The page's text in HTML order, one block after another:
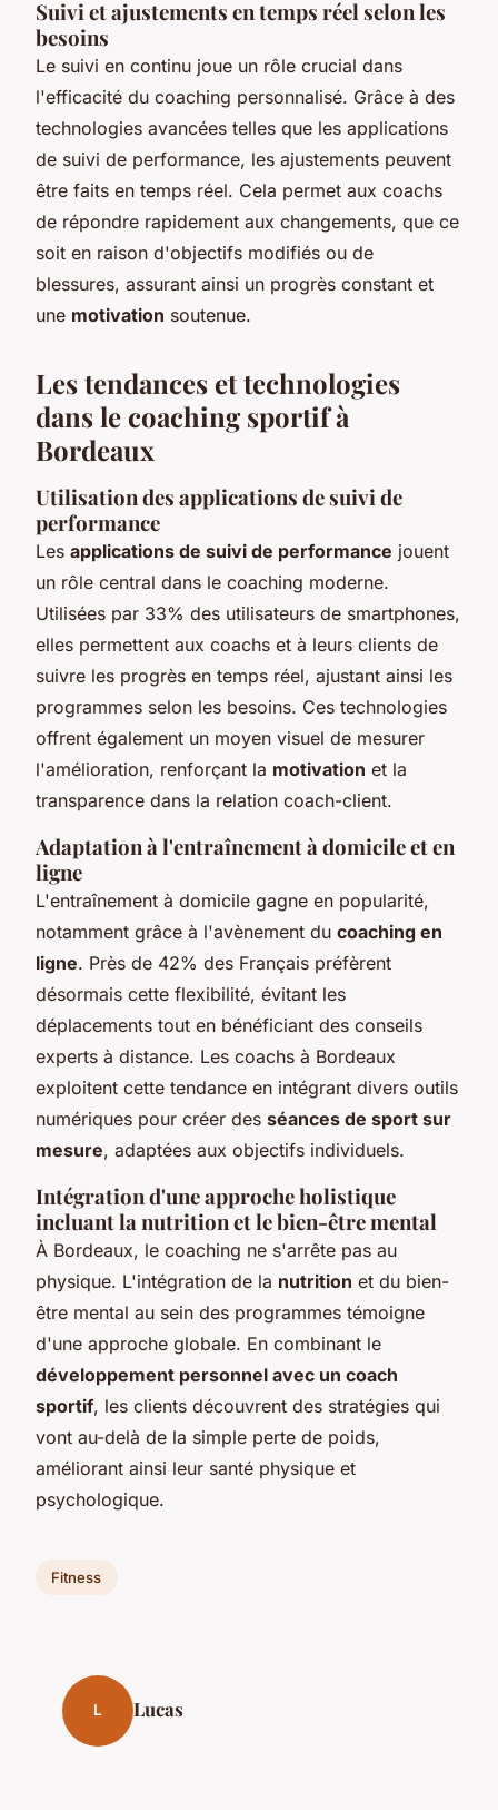
Suivi et ajustements en temps réel selon les
besoins
Le suivi en continu joue un rôle crucial dans
l'efficacité du coaching personnalisé. Grâce à des
technologies avancées telles que les applications
de suivi de performance, les ajustements peuvent
être faits en temps réel. Cela permet aux coachs
de répondre rapidement aux changements, que ce
soit en raison d'objectifs modifiés ou de
blessures, assurant ainsi un progrès constant et
une motivation soutenue.
Les tendances et technologies
dans le coaching sportif à
Bordeaux
Utilisation des applications de suivi de
performance
Les applications de suivi de performance jouent
un rôle central dans le coaching moderne.
Utilisées par 33% des utilisateurs de smartphones,
elles permettent aux coachs et à leurs clients de
suivre les progrès en temps réel, ajustant ainsi les
programmes selon les besoins. Ces technologies
offrent également un moyen visuel de mesurer
l'amélioration, renforçant la motivation et la
transparence dans la relation coach-client.
Adaptation à l'entraînement à domicile et en
ligne
L'entraînement à domicile gagne en popularité,
notamment grâce à l'avènement du coaching en
ligne. Près de 42% des Français préfèrent
désormais cette flexibilité, évitant les
déplacements tout en bénéficiant des conseils
experts à distance. Les coachs à Bordeaux
exploitent cette tendance en intégrant divers outils
numériques pour créer des séances de sport sur
mesure, adaptées aux objectifs individuels.
Intégration d'une approche holistique
incluant la nutrition et le bien-être mental
À Bordeaux, le coaching ne s'arrête pas au
physique. L'intégration de la nutrition et du bien-
être mental au sein des programmes témoigne
d'une approche globale. En combinant le
développement personnel avec un coach
sportif, les clients découvrent des stratégies qui
vont au-delà de la simple perte de poids,
améliorant ainsi leur santé physique et
psychologique.
Fitness
L Lucas